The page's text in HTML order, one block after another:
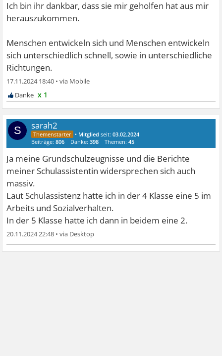
Ich bin ihr dankbar, dass sie mir geholfen hat aus mir
herauszukommen.
Menschen entwickeln sich und Menschen entwickeln
sich unterschiedlich schnell, sowie in unterschiedliche
Richtungen.
17.11.2024 18:40 •
x 1
S sarah2
• Mitglied seit:03.02.2024
Beiträge:806 Danke:398 Themen:45
Ja meine Grundschulzeugnisse und die Berichte
meiner Schulassistentin widersprechen sich auch
massiv.
Laut Schulassistenz hatte ich in der 4 Klasse eine 5 im
Arbeits und Sozialverhalten.
In der 5 Klasse hatte ich dann in beidem eine 2.
20.11.2024 22:48 •